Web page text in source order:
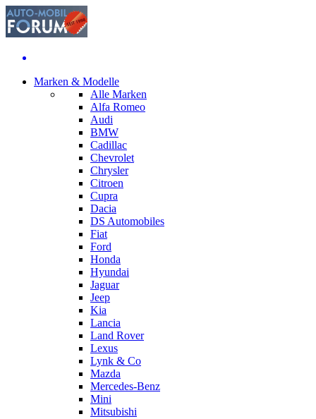
Marken & Modelle
Alle Marken
Alfa Romeo
Audi
BMW
Cadillac
Chevrolet
Chrysler
Citroen
Cupra
Dacia
DS Automobiles
Fiat
Ford
Honda
Hyundai
Jaguar
Jeep
Kia
Lancia
Land Rover
Lexus
Lynk & Co
Mazda
Mercedes-Benz
Mini
Mitsubishi